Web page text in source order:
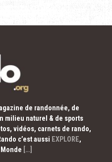
de randonnée, de
milieu naturel & de sports
vidéos, carnets de rando,
c’est aussi EXPLORE,
[…]